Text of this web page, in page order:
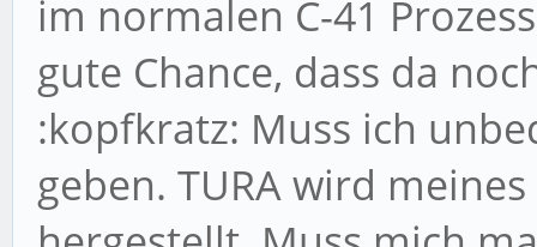
im normalen C-41
gute Chance, dass da
:kopfkratz: Muss ich
geben. TURA wird